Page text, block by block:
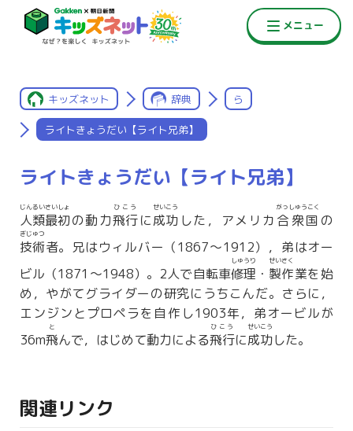
キッズネット 辞典 ら
ライトきょうだい【ライト兄弟】
ライトきょうだい【ライト兄弟】
人類最初
じんるいさいしょ
の動力飛行
ひこう
に成功
せいこう
した，アメリカ 合衆国
がっしゅうこく
の
技術
ぎじゅつ
者。兄はウィルバー（1867〜1912），弟はオー
ビル（1871〜1948）。2人で自転車修理
しゅうり
・ 製作
せいさく
業を始
め，やがてグライダーの研究にうちこんだ。さらに，
エンジンとプロペラを自作し1903年，弟オービルが
36m飛
と
んで，はじめて動力による飛行
ひこう
に成功
せいこう
した。
関連リンク